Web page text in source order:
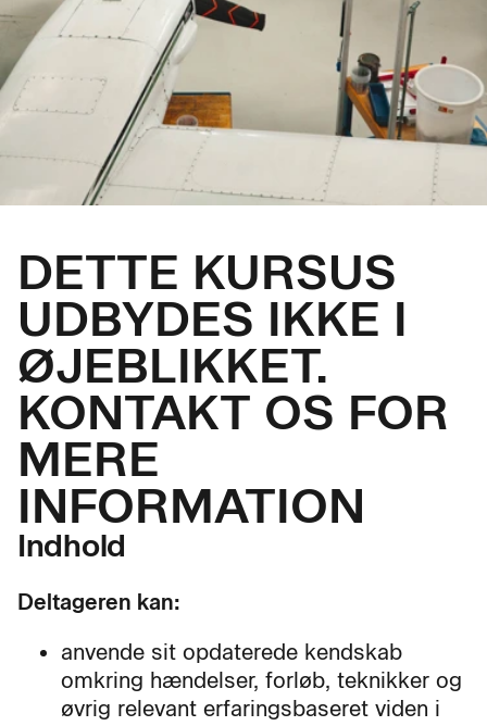
DETTE KURSUS
UDBYDES IKKE I
ØJEBLIKKET.
KONTAKT OS FOR
MERE
INFORMATION
Indhold
Deltageren kan:
anvende sit opdaterede kendskab
omkring hændelser, forløb, teknikker og
øvrig relevant erfaringsbaseret viden i